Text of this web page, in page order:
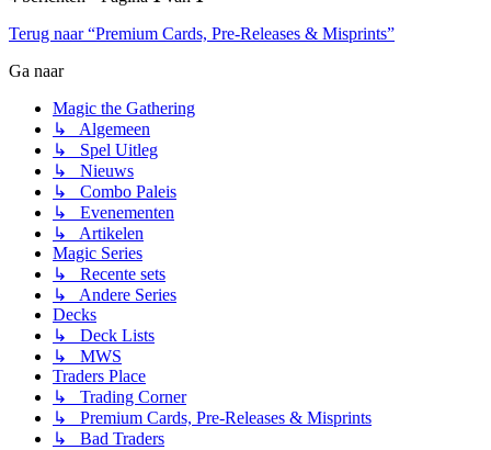
Terug naar “Premium Cards, Pre-Releases & Misprints”
Ga naar
Magic the Gathering
↳ Algemeen
↳ Spel Uitleg
↳ Nieuws
↳ Combo Paleis
↳ Evenementen
↳ Artikelen
Magic Series
↳ Recente sets
↳ Andere Series
Decks
↳ Deck Lists
↳ MWS
Traders Place
↳ Trading Corner
↳ Premium Cards, Pre-Releases & Misprints
↳ Bad Traders